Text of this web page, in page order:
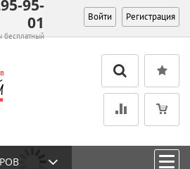
95-
01
бесплатный
Войти Регистрация